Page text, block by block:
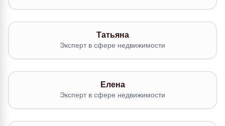
Татьяна
Эксперт в сфере недвижимости
Елена
Эксперт в сфере недвижимости